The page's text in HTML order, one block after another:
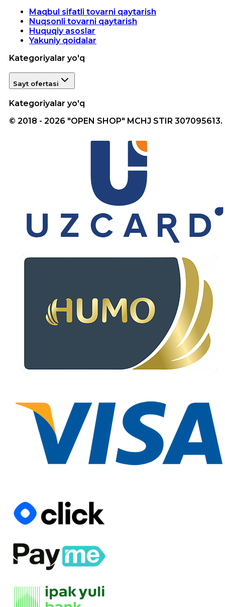
Maqbul sifatli tovarni qaytarish
Nuqsonli tovarni qaytarish
Huquqiy asoslar
Yakuniy qoidalar
Kategoriyalar yo'q
Sayt ofertasi
Kategoriyalar yo'q
© 2018 - 2026 "OPEN SHOP" MCHJ STIR 307095613.